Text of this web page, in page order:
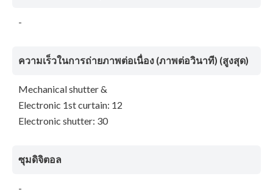
-
ความเร็วในการถ่ายภาพต่อเนื่อง (ภาพต่อวินาที) (สูงสุด)
Mechanical shutter &
Electronic 1st curtain: 12
Electronic shutter: 30
ซุมดิจิตอล